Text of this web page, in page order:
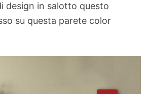
design in salotto questo
su questa parete color